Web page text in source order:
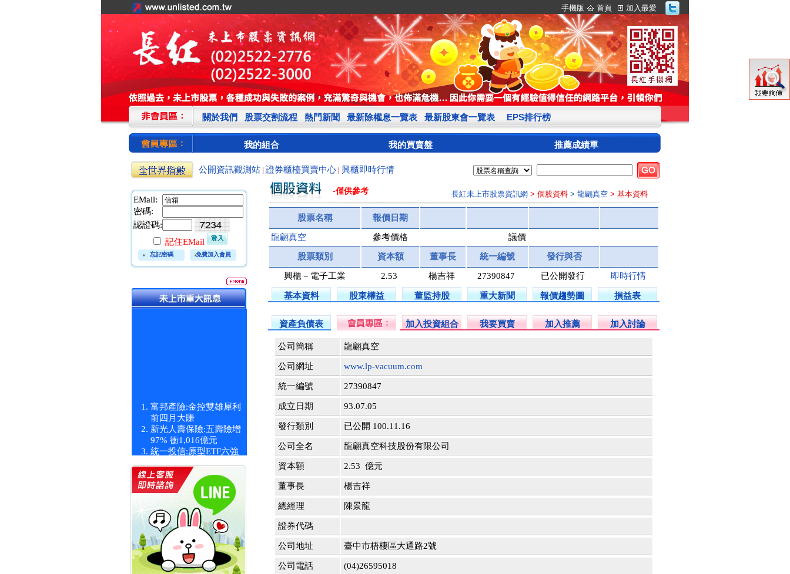
手機版 首頁 加入最愛
關於我們 股票交割流程 熱門新聞 最新除權息一覽表 最新股東會一覽表 EPS排行榜
我的組合 我的買賣盤 推薦成績單
公開資訊觀測站 證券櫃檯買賣中心 興櫃即時行情
EMail:
密碼:
認證碼:
記住EMail
忘記密碼 免費加入會員
富邦產險:金控雙雄犀利
前四月大賺
新光人壽保險:五壽險增
97% 衝1,016億元
統一投信:原型ETF六強
漲逾九成
統一投信:主動式ETF溢
價 被盯上
新光人壽保險:新壽Q1外
價金將達996億
宇辰系統科技:宇辰業績
創新高 啟動興櫃轉上櫃
計畫
明緯企業:明緯永續科技
競賽 以電源驅動善的力
量
-僅供參考 長紅未上市股票資訊網 > 個股資料 > 龍翩真空 > 基本資料
股票名稱 報價日期
龍翩真空 參考價格 議價
股票類別 資本額 董事長 統一編號 發行與否
興櫃－電子工業 2.53 楊吉祥 27390847 已公開發行 即時行情
基本資料 股東權益 董監持股 重大新聞 報價趨勢圖 損益表
資產負債表 加入投資組合 我要買賣 加入推薦 加入討論
公司簡稱 龍翩真空
公司網址 www.lp-vacuum.com
統一編號 27390847
成立日期 93.07.05
發行類別 已公開 100.11.16
公司全名 龍翩真空科技股份有限公司
資本額 2.53 億元
董事長 楊吉祥
總經理 陳景龍
證券代碼
公司地址 臺中市梧棲區大通路2號
公司電話 (04)26595018